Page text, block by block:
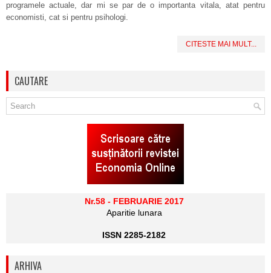
programele actuale, dar mi se par de o importanta vitala, atat pentru
economisti, cat si pentru psihologi.
CITESTE MAI MULT...
CAUTARE
Nr.58 - FEBRUARIE 2017
Aparitie lunara
ISSN 2285-2182
ARHIVA